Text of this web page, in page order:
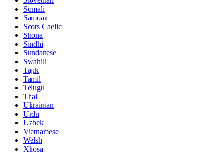
Somali
Samoan
Scots Gaelic
Shona
Sindhi
Sundanese
Swahili
Tajik
Tamil
Telugu
Thai
Ukrainian
Urdu
Uzbek
Vietnamese
Welsh
Xhosa